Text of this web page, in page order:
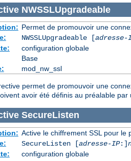
NWSSLUpgradeable
Permet de promouvoir une
NWSSLUpgradeable [adresse-
configuration globale
Base
mod_nw_ssl
permet de promouvoir une
avoir été définis au préalable par
SecureListen
Active le chiffrement SSL pour le
SecureListen [adresse-IP:]
configuration globale